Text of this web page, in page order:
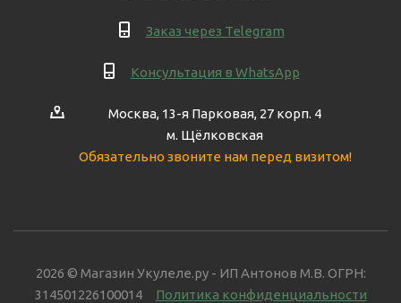
Заказ через Telegram
Консультация в WhatsApp
Москва, 13-я Парковая, 27 корп. 4
м. Щёлковская
Обязательно звоните нам перед визитом!
2026 © Магазин Укулеле.ру - ИП Антонов М.В. ОГРН:
314501226100014 Политика конфиденциальности